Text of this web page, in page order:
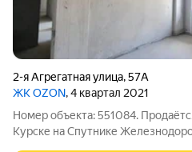
2-я Агрегатная улица,57А
ЖК OZON, 4 квартал 2021
Номер объекта: 551084.
Курске на Спутнике